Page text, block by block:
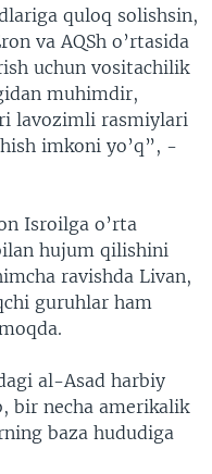
quloq solishsin,
va AQSh o’rtasida
uchun vositachilik
muhimdir,
lavozimli rasmiylari
imkoni yo’q”, -
Isroilga o’rta
hujum qilishini
ravishda Livan,
guruhlar ham
al-Asad harbiy
bir necha amerikalik
baza hududiga